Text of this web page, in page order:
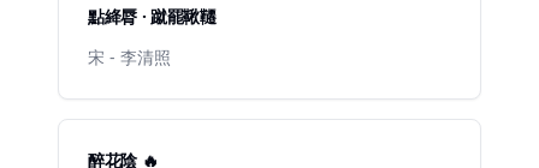
點絳脣 · 蹴罷鞦韆
宋 - 李清照
醉花陰 🔥